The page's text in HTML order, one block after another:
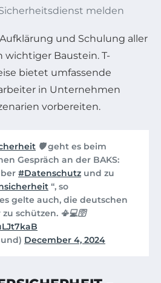
melden
und Schulung aller
wichtiger Baustein. T-
bietet umfassende
in Unternehmen
vorbereiten.
🛡️ geht es beim
Gespräch an der BAKS:
#Datenschutz und zu
“, so
gelte auch, die deutschen
schützen. 📳💻🛜
December 4, 2024